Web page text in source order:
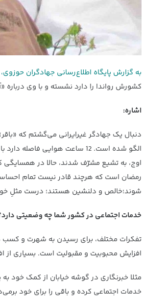
به گزارش پایگاه اطلاع‌رسانی جهادگران حوزوی،
کشورش رواندا را دارد نشسته و با وی درباره
اشاره:
دنبال یک جهادگر غیرایرانی می‌گشتم که
الگو شده است. 12 ساعت
اوج، به تشیع مشرّف شدند، حالا در همسایگی
رمضان است که هرچند قادر نیست تمام
شوند؛خالص و دلنشین هستند؛ درست مثلِ
خدمات اجتماعی در کشور شما چه وضعیتی
تفکرات مختلف، برای رسیدن به شهرت و کسب
افزایش محبوبیت و مقبولیت است. بسیاری از
مثلا خبرنگاری در گوشه خیابان از کمک خود
خدمات اجتماعی کرده و باقی را برای خود